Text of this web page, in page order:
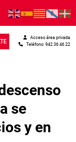
Teléfono: 942 36 46 22
Acceso área privada
se
y en